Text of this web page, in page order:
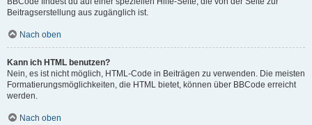
Beitragserstellung aus zugänglich ist.
Nach oben
Kann ich HTML benutzen?
Nein, es ist nicht möglich, HTML-Code in Beiträgen zu verwenden. Die meisten
Formatierungsmöglichkeiten, die HTML bietet, können über BBCode erreicht
werden.
Nach oben